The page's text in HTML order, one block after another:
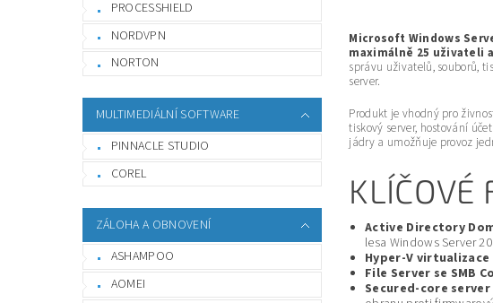
PROCESSHIELD
NORDVPN
NORTON
MULTIMEDIÁLNÍ SOFTWARE
PINNACLE STUDIO
COREL
ZÁLOHA A OBNOVENÍ
ASHAMPOO
AOMEI
Microsoft Windows
maximálně 25 uživateli
správu uživatelů, souborů,
server.
Produkt je vhodný pro
tiskový server, hostování
jádry a umožňuje provoz
KLÍČOVÉ
Active Directory
lesa Windows Server
Hyper-V virtualizace
File Server se SMB
Secured-core server